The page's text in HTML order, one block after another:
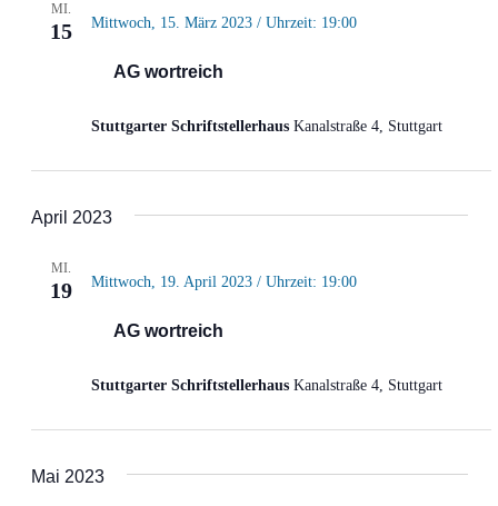
MI.
15
AG wortreich
Mittwoch, 15. März 2023 / Uhrzeit: 19:00
Stuttgarter Schriftstellerhaus Kanalstraße 4, Stuttgart
April 2023
MI.
19
AG wortreich
Mittwoch, 19. April 2023 / Uhrzeit: 19:00
Stuttgarter Schriftstellerhaus Kanalstraße 4, Stuttgart
Mai 2023